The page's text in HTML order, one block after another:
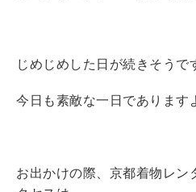
じめじめした日が続きそうで
今日も素敵な一日であります
お出かけの際、京都着物レン